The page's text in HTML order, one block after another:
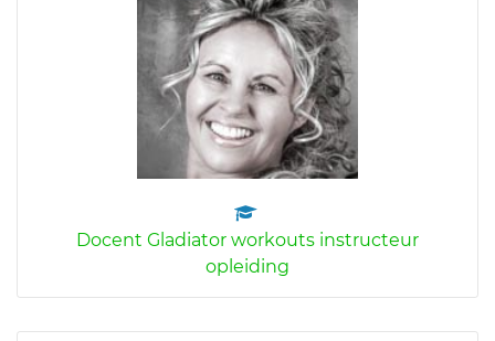
Docent Gladiator workouts instructeur
opleiding